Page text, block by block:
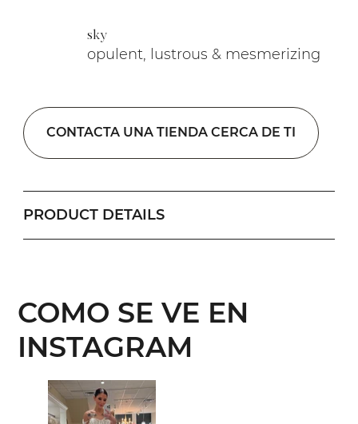
sky
opulent, lustrous & mesmerizing
CONTACTA UNA TIENDA CERCA DE TI
PRODUCT DETAILS
COMO SE VE EN
INSTAGRAM